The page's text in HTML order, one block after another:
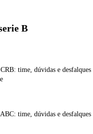
B
time, dúvidas e desfalques
time, dúvidas e desfalques